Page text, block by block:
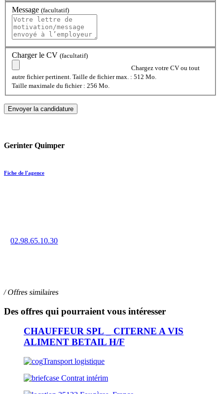
Message (facultatif)
Charger le CV (facultatif)
Chargez votre CV ou tout
autre fichier pertinent. Taille de fichier max. : 512 Mo.
Taille maximale du fichier : 256 Mo.
Gerinter Quimper
Fiche de l'agence
02.98.65.10.30
/ Offres similaires
Des offres qui pourraient vous intéresser
CHAUFFEUR SPL _ CITERNE A VIS
ALIMENT BETAIL H/F
Transport logistique
Contrat intérim